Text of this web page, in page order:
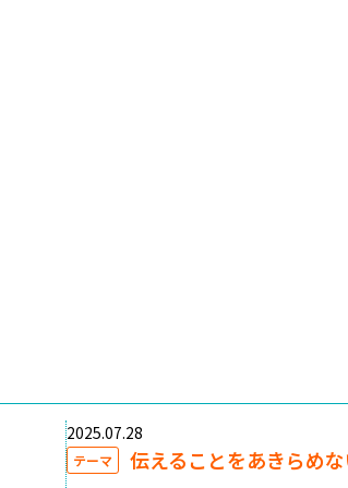
2025.07.28
テーマ 伝えることをあきらめ